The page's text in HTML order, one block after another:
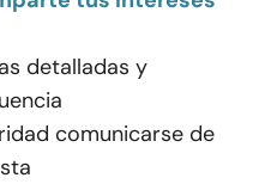
detalladas y
comunicarse de